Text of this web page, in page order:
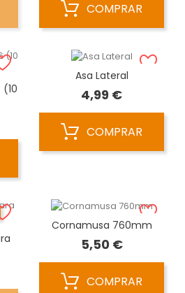
COMPRAR
Asa Lateral
4,99 €Precio
COMPRAR
Cornamusa 760mm
5,50 €Precio
COMPRAR